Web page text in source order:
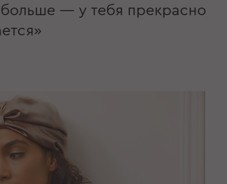
— у тебя прекрасно